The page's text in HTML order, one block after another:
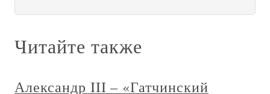
Читайте также
Александр III – «Гатчинский